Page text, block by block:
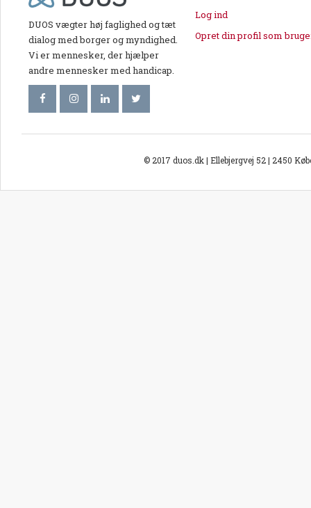
DUOS vægter høj faglighed og tæt
dialog med borger og myndighed.
Vi er mennesker, der hjælper
andre mennesker med handicap.
Log ind
Opret din profil som
© 2017 duos.dk | Ellebjergvej 52 | 2450